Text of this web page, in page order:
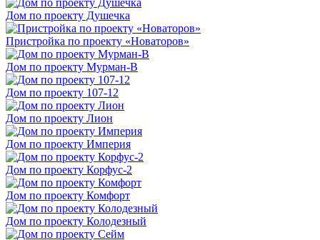
Дом по проекту Душечка
Пристройка по проекту «Новаторов»
Дом по проекту Мурман-В
Дом по проекту 107-12
Дом по проекту Лион
Дом по проекту Империя
Дом по проекту Корфус-2
Дом по проекту Комфорт
Дом по проекту Колодезный